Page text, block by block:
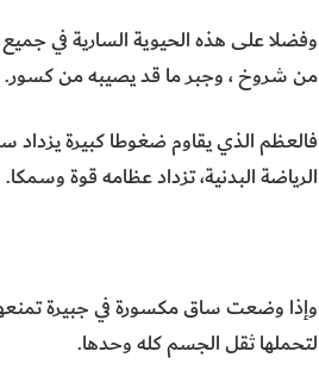
وفضلا على هذه الحيوية السارية في
من شروخ ، وجبر ما قد يصيبه من كسور.
فالعظم الذي يقاوم ضغوطا كبيرة
الرياضة البدنية، تزداد عظامه قوة وسمكا.
وإذا وضعت ساق مكسورة في جبيرة
لتحملها ثقل الجسم كله وحدها.